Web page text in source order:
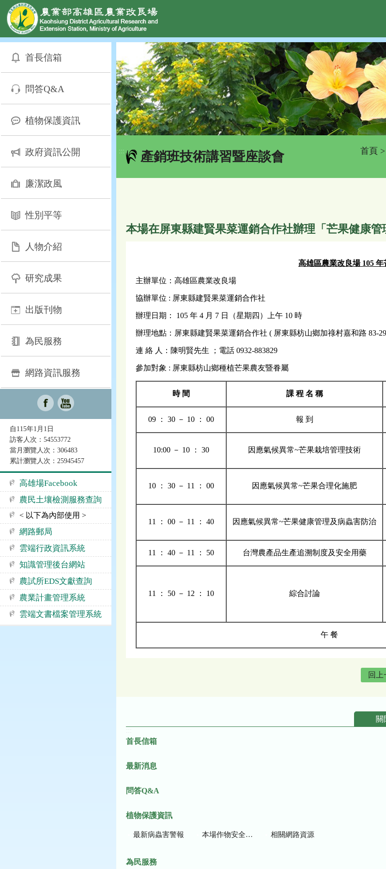
網頁置頂
首長信箱
問答Q&A
植物保護資訊
政府資訊公開
廉潔政風
性別平等
人物介紹
研究成果
出版刊物
為民服務
網路資訊服務
自115年1月1日
訪客人次：54553772
當月瀏覽人次：306483
累計瀏覽人次：25945457
高雄場Facebook
農民土壤檢測服務查詢
< 以下為內部使用 >
網路郵局
雲端行政資訊系統
知識管理後台網站
農試所EDS文獻查詢
農業計畫管理系統
雲端文書檔案管理系統
::: 產銷班技術講習暨座談會 首頁 >
本場在屏東縣建賢果菜運銷合作社辦理「芒果健康管
高雄區農業改良場 105
主辦單位：高雄區農業改良場
協辦單位 : 屏東縣建賢果菜運銷合作社
辦理日期： 105 年 4 月 7 日（星期四）上午 10 時
辦理地點：屏東縣建賢果菜運銷合作社 ( 屏東縣枋山鄉加祿村嘉和路 83-
連 絡 人：陳明賢先生 ；電話 0932-883829
參加對象 : 屏東縣枋山鄉種植芒果農友暨眷屬
時 間 課 程 名 稱
09 ： 30 － 10 ： 00 報 到
10:00 － 10 ： 30 因應氣候異常~芒果栽培管理技術
10 ： 30 － 11 ： 00 因應氣候異常~芒果合理化施肥
11 ： 00 － 11 ： 40 因應氣候異常~芒果健康管理及病蟲害防治
11 ： 40 － 11 ： 50 台灣農產品生產追溯制度及安全用藥
11 ： 50 － 12 ： 10 綜合討論
午 餐
回上
關
首長信箱
最新消息
問答Q&A
植物保護資訊
最新病蟲害警報 本場作物安全用藥資訊 相關網路資源
為民服務